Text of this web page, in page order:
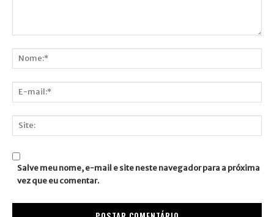
mail:*
Salve meu nome, e-mail e site neste navegador para a próxima
vez que eu comentar.